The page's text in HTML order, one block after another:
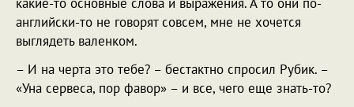
английски-то не говорят совсем, мне не хочется
выглядеть валенком.
– И на черта это тебе? – бестактно спросил Рубик. –
«Уна сервеса, пор фавор» – и все, чего еще знать-то?